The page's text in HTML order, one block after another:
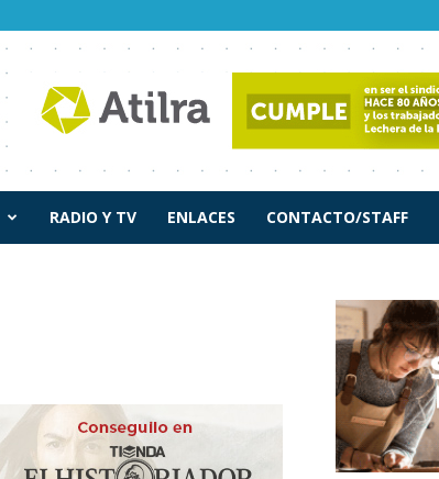
RADIO Y TV ENLACES CONTACTO/STAFF